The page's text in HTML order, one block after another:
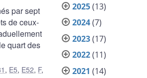
par sept
de ceux-
quart des
, E5, E52, F,
2025(13)
2024(7)
2023(17)
2022(11)
2021 (14)